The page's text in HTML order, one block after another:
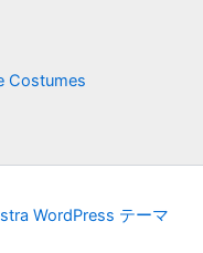
Costumes
WordPress テーマ